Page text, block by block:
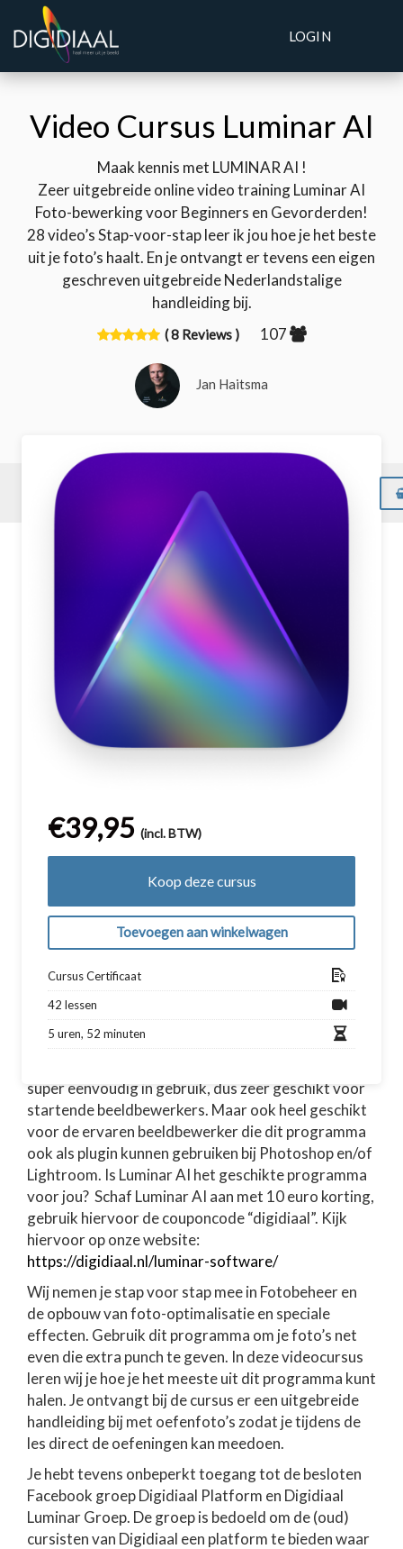
LOGIN
Video Cursus Luminar AI
Maak kennis met LUMINAR AI !
Zeer uitgebreide online video training Luminar AI
Foto-bewerking voor Beginners en Gevorderden!
28 video’s Stap-voor-stap leer ik jou hoe je het beste
uit je foto’s haalt. En je ontvangt er tevens een eigen
geschreven uitgebreide Nederlandstalige
handleiding bij.
( 8 Reviews ) 107
Jan Haitsma
€39,95 (incl. BTW)
Koop deze cursus
Toevoegen aan winkelwagen
Cursus Certificaat
42 lessen
5 uren, 52 minuten
28 Online lessen, totale duur 5 uur – Bijgewerkt
t/m versie Update 4 (aug 2021)
Nederlandstalig programma, Uitleg video
Nederlandstalig
Inclusief uitgebreide Nederlandstalige
Handleiding bij de oefeningen
Voorbeeldfoto’s downloaden die horen bij
oefeningen van deze cursus
Stap-Voor-Stap kun je met de voorbeeldfoto’s
alle oefeningen nadoen in jouw eigen tempo!
Luminar AI is een softwareprogramma wat je
super eenvoudig in gebruik, dus zeer geschikt voor
startende beeldbewerkers. Maar ook heel geschikt
voor de ervaren beeldbewerker die dit programma
ook als plugin kunnen gebruiken bij Photoshop en/of
Lightroom. Is Luminar AI het geschikte programma
voor jou? Schaf Luminar AI aan met 10 euro korting,
gebruik hiervoor de couponcode “digidiaal”. Kijk
hiervoor op onze website:
https://digidiaal.nl/luminar-software/
Wij nemen je stap voor stap mee in Fotobeheer en
de opbouw van foto-optimalisatie en speciale
effecten. Gebruik dit programma om je foto’s net
even die extra punch te geven. In deze videocursus
leren wij je hoe je het meeste uit dit programma kunt
halen. Je ontvangt bij de cursus er een uitgebreide
handleiding bij met oefenfoto’s zodat je tijdens de
les direct de oefeningen kan meedoen.
Je hebt tevens onbeperkt toegang tot de besloten
Facebook groep Digidiaal Platform en Digidiaal
Luminar Groep. De groep is bedoeld om de (oud)
cursisten van Digidiaal een platform te bieden waar